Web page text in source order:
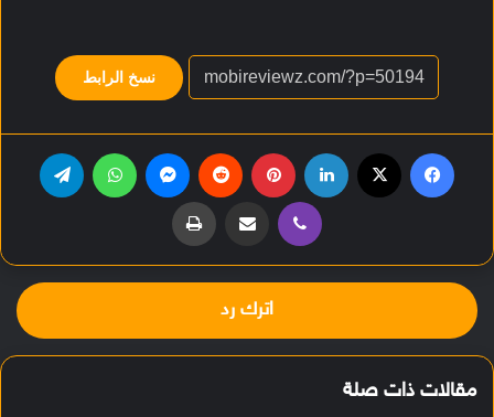
نسخ الرابط
ڤايبر مشاركة عبر البريد طباعة
اترك رد
مقالات ذات صلة